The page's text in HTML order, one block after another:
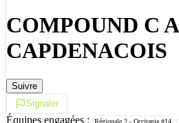
COMPOUND C A
CAPDENACOIS
Suivre
Signaler
Équipes engagées : Régionale 2 - Occitanie #14